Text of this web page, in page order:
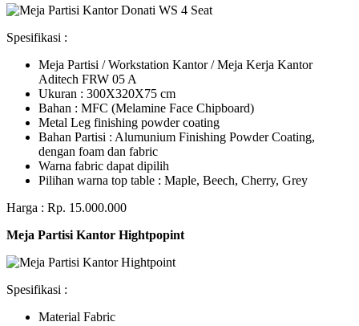
Spesifikasi :
Meja Partisi / Workstation Kantor / Meja Kerja Kantor
Aditech FRW 05 A
Ukuran : 300X320X75 cm
Bahan : MFC (Melamine Face Chipboard)
Metal Leg finishing powder coating
Bahan Partisi : Alumunium Finishing Powder Coating,
dengan foam dan fabric
Warna fabric dapat dipilih
Pilihan warna top table : Maple, Beech, Cherry, Grey
Harga : Rp. 15.000.000
Meja Partisi Kantor Hightpopint
Spesifikasi :
Material Fabric